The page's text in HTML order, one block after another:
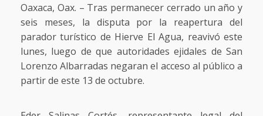
Oaxaca, Oax. – Tras permanecer cerrado un año y
seis meses, la disputa por la reapertura del
parador turístico de Hierve El Agua, reavivó este
lunes, luego de que autoridades ejidales de San
Lorenzo Albarradas negaran el acceso al público a
partir de este 13 de octubre.